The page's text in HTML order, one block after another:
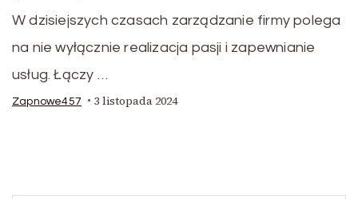
W dzisiejszych czasach zarządzanie firmy polega
na nie wyłącznie realizacja pasji i zapewnianie
usług. Łączy …
Zapnowe457 3 listopada 2024